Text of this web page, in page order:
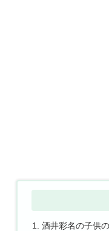
酒井彩名の子供